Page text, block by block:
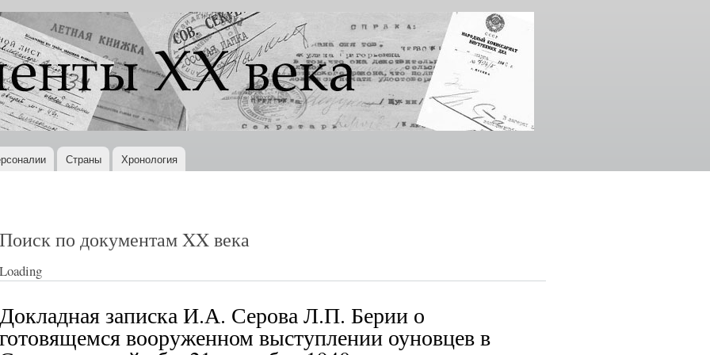
Перейти к
основному
содержанию
Страны Хронология
Поиск по документам XX века
Loading
Докладная записка И.А. Серова Л.П. Берии о
готовящемся вооруженном выступлении оуновцев в